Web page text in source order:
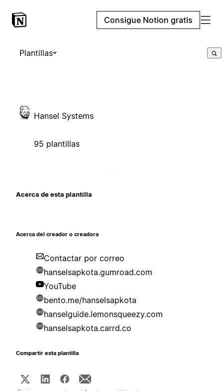
Consigue Notion gratis
Plantillas
Hansel Systems
95 plantillas
Acerca de esta plantilla
Acerca del creador o creadora
Contactar por correo
hanselsapkota.gumroad.com
YouTube
bento.me/hanselsapkota
hanselguide.lemonsqueezy.com
hanselsapkota.carrd.co
Compartir esta plantilla